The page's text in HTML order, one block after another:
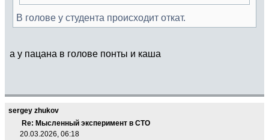
В голове у студента происходит откат.
а у пацана в голове понты и каша
sergey zhukov
Re: Мысленный эксперимент в СТО
20.03.2026, 06:18